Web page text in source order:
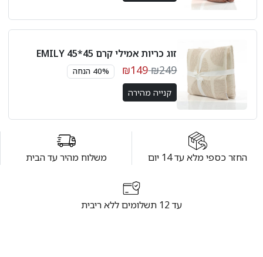
זוג כריות אמילי קרם 45*45 EMILY
₪249
₪149 40% הנחה
קנייה מהירה
החזר כספי מלא עד 14 יום משלוח מהיר עד הבית
עד 12 תשלומים ללא ריבית